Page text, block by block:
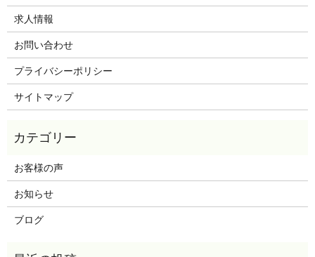
求人情報
お問い合わせ
プライバシーポリシー
サイトマップ
お客様の声
お知らせ
ブログ